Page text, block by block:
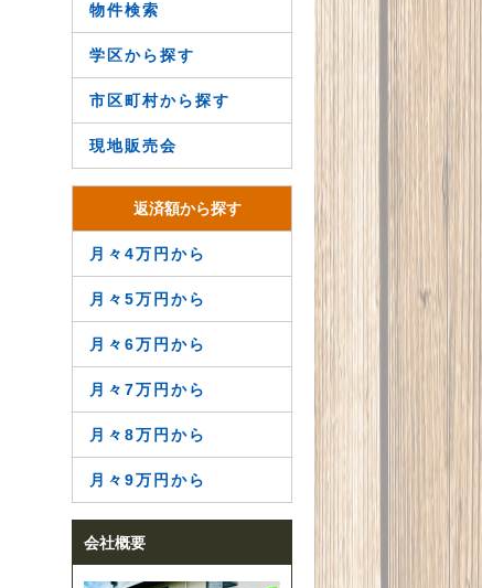
物件検索
学区から探す
市区町村から探す
現地販売会
返済額から探す
月々4万円から
月々5万円から
月々6万円から
月々7万円から
月々8万円から
月々9万円から
会社概要